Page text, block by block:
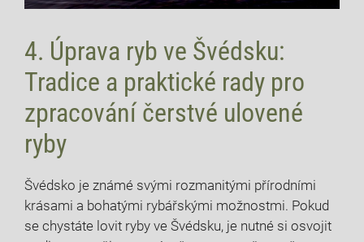
4. Úprava ryb ve Švédsku:
Tradice a praktické rady pro
zpracování⁣ čerstvé ulovené
ryby
Švédsko je známé svými rozmanitými přírodními
krásami a bohatými rybářskými možnostmi. Pokud
se chystáte lovit ryby ve Švédsku,⁢ je nutné ​si osvojit